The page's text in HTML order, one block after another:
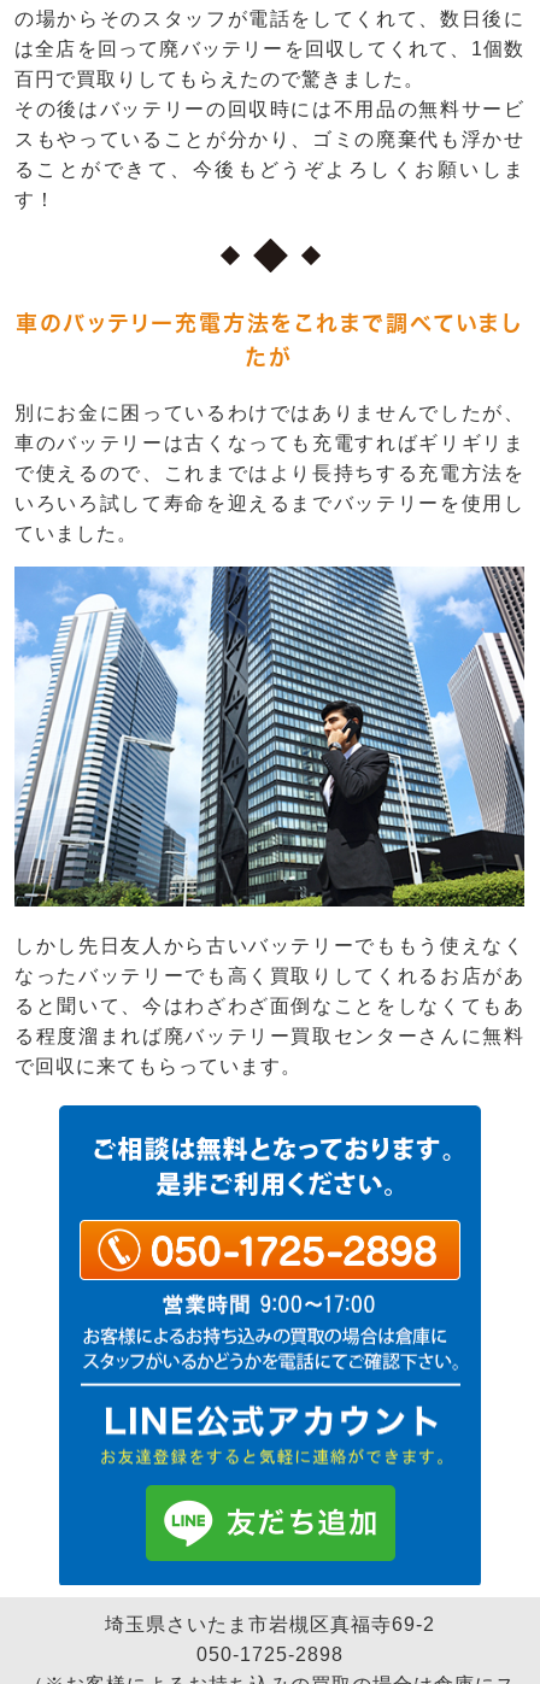
の場からそのスタッフが電話をしてくれて、数日後に
は全店を回って廃バッテリーを回収してくれて、1個数
百円で買取りしてもらえたので驚きました。
その後はバッテリーの回収時には不用品の無料サービ
スもやっていることが分かり、ゴミの廃棄代も浮かせ
ることができて、今後もどうぞよろしくお願いしま
す！
車のバッテリー充電方法をこれまで調べていまし
たが
別にお金に困っているわけではありませんでしたが、
車のバッテリーは古くなっても充電すればギリギリま
で使えるので、これまではより長持ちする充電方法を
いろいろ試して寿命を迎えるまでバッテリーを使用し
ていました。
しかし先日友人から古いバッテリーでももう使えなく
なったバッテリーでも高く買取りしてくれるお店があ
ると聞いて、今はわざわざ面倒なことをしなくてもあ
る程度溜まれば廃バッテリー買取センターさんに無料
で回収に来てもらっています。
埼玉県さいたま市岩槻区真福寺69-2
050-1725-2898